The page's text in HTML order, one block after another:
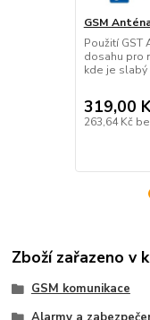
GSM
Použití GST
dosahu pro
kde je slabý
319,00
263,64 Kč
Zboží zařazeno v
GSM komunikace